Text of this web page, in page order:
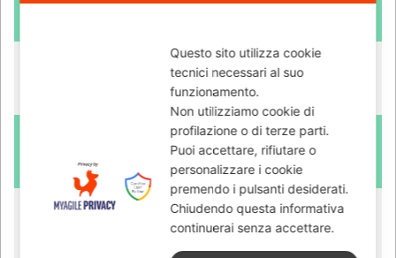
Questo sito utilizza cookie
tecnici necessari al suo
funzionamento.
Non utilizziamo cookie di
profilazione o di terze parti.
Puoi accettare, rifiutare o
personalizzare i cookie
premendo i pulsanti desiderati.
Chiudendo questa informativa
continuerai senza accettare.